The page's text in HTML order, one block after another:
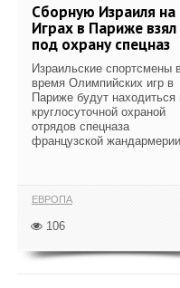
Сборную Израиля на
Играх в Париже взял
под охрану спецназ
Израильские спортсмены
время Олимпийских игр в
Париже будут находиться
круглосуточной охраной
отрядов спецназа
французской
ЕВРОПА
106